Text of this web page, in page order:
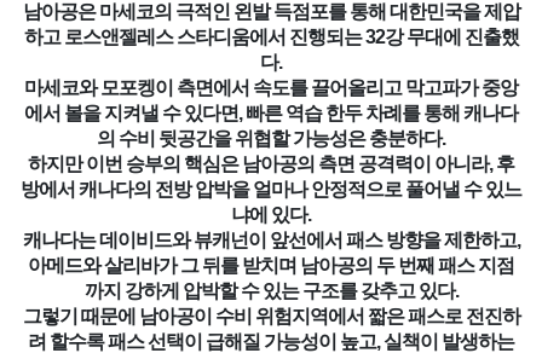
남아공은 마세코의 극적인 왼발 득점포를 통해 대한민국을 제압
하고 로스앤젤레스 스타디움에서 진행되는 32강 무대에 진출했
다.
마세코와 모포켕이 측면에서 속도를 끌어올리고 막고파가 중앙
에서 볼을 지켜낼 수 있다면, 빠른 역습 한두 차례를 통해 캐나다
의 수비 뒷공간을 위협할 가능성은 충분하다.
하지만 이번 승부의 핵심은 남아공의 측면 공격력이 아니라, 후
방에서 캐나다의 전방 압박을 얼마나 안정적으로 풀어낼 수 있느
냐에 있다.
캐나다는 데이비드와 뷰캐넌이 앞선에서 패스 방향을 제한하고,
아메드와 살리바가 그 뒤를 받치며 남아공의 두 번째 패스 지점
까지 강하게 압박할 수 있는 구조를 갖추고 있다.
그렇기 때문에 남아공이 수비 위험지역에서 짧은 패스로 전진하
려 할수록 패스 선택이 급해질 가능성이 높고, 실책이 발생하는